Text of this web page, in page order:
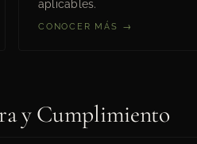
aplicables.
CONOCER MÁS →
y Cumplimiento